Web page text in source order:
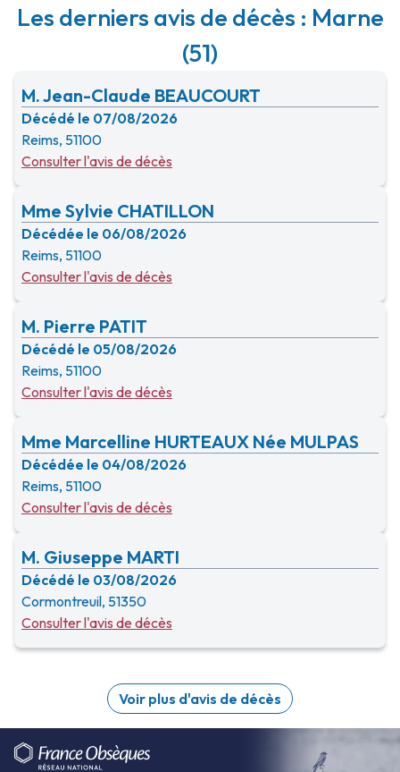
Les derniers avis de décès : Marne
(51)
M. Jean-Claude BEAUCOURT
Décédé le 07/08/2026
Reims, 51100
Consulter l'avis de décès
Mme Sylvie CHATILLON
Décédée le 06/08/2026
Reims, 51100
Consulter l'avis de décès
M. Pierre PATIT
Décédé le 05/08/2026
Reims, 51100
Consulter l'avis de décès
Mme Marcelline HURTEAUX Née MULPAS
Décédée le 04/08/2026
Reims, 51100
Consulter l'avis de décès
M. Giuseppe MARTI
Décédé le 03/08/2026
Cormontreuil, 51350
Consulter l'avis de décès
Voir plus d'avis de décès